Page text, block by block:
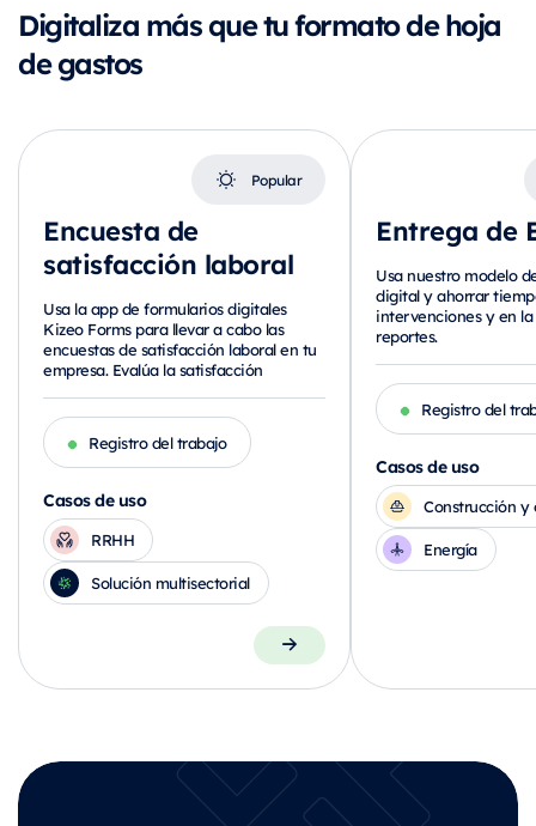
Digitaliza más que tu formato de hoja
de gastos
Encuesta de
satisfacción laboral
Popular
Usa la app de formularios digitales
Kizeo Forms para llevar a cabo las
encuestas de satisfacción laboral en tu
empresa. Evalúa la satisfacción
Registro del trabajo
Casos de uso
RRHH
Solución multisectorial
Entrega de
Usa nuestro modelo
digital y ahorrar
intervenciones y en
reportes.
Registro del
Casos de uso
Construcción y
Energía